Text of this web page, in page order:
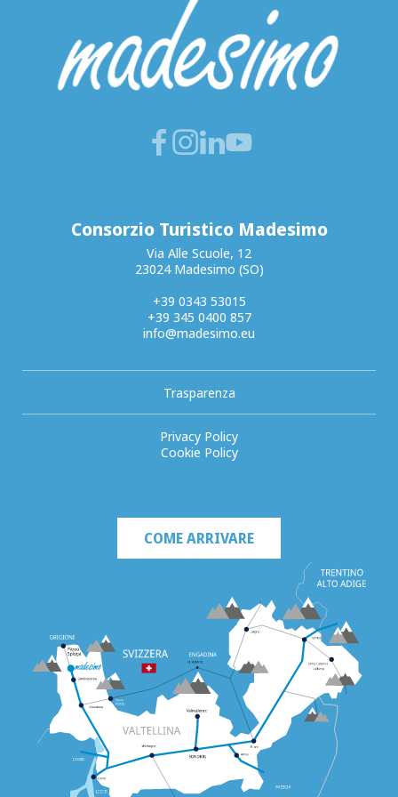
Consorzio Turistico Madesimo
Via Alle Scuole, 12
23024 Madesimo (SO)
+39 0343 53015
+39 345 0400 857
info@madesimo.eu
Trasparenza
Privacy Policy
Cookie Policy
COME ARRIVARE